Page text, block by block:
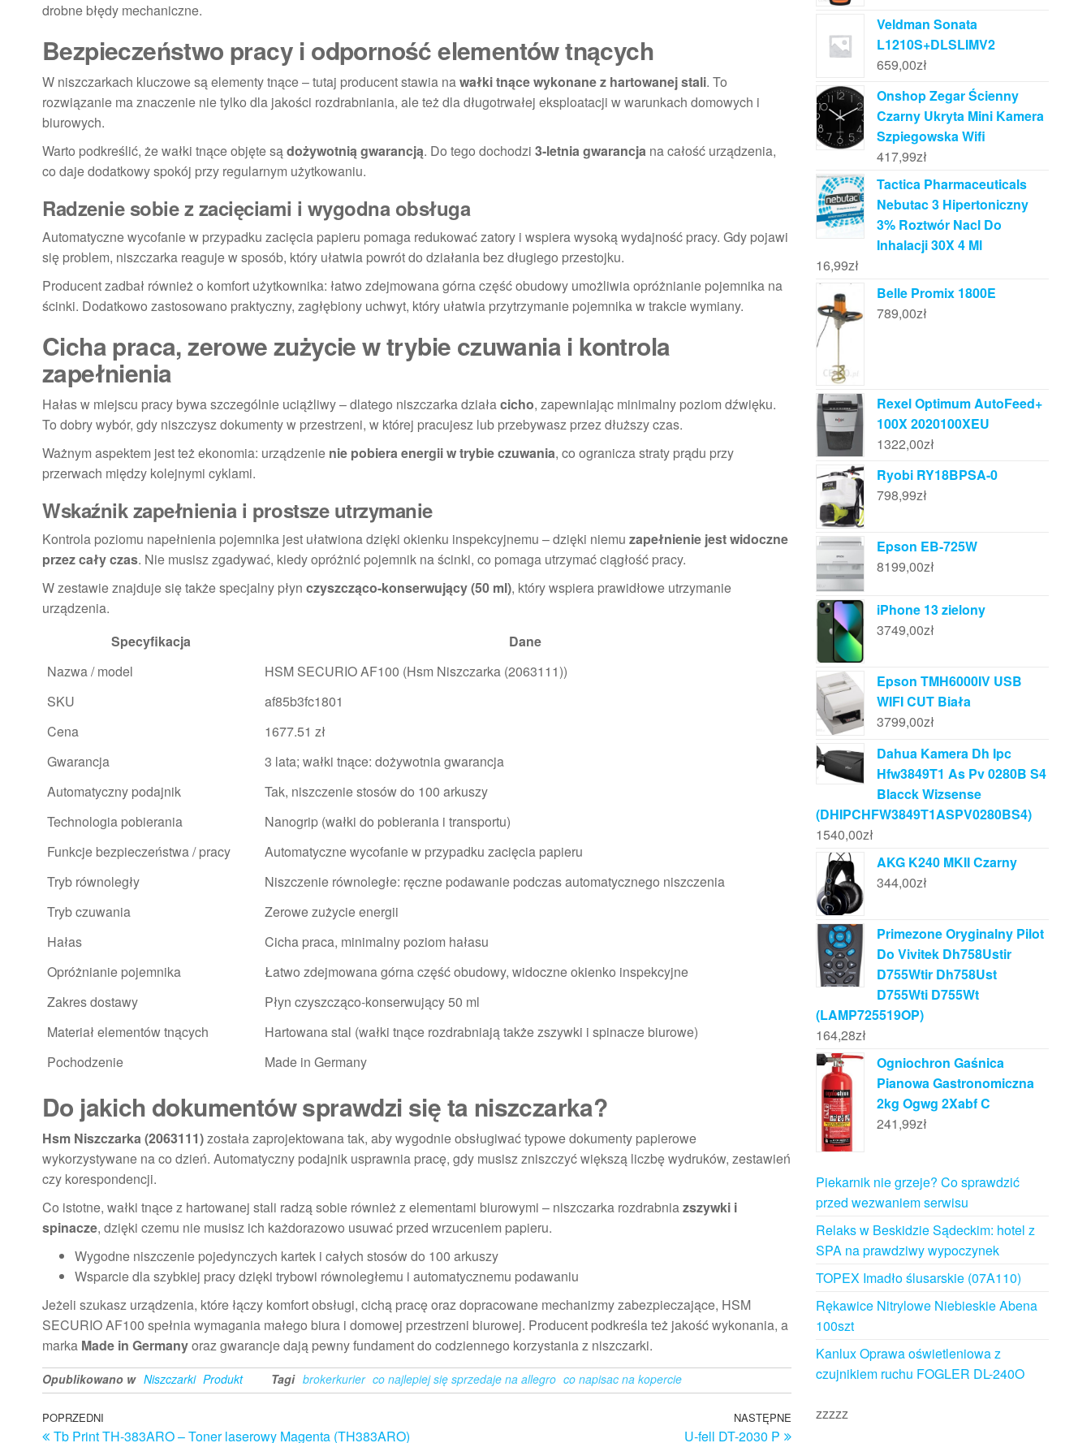
drobne błędy mechaniczne.
Bezpieczeństwo pracy i odporność elementów tnących
W niszczarkach kluczowe są elementy tnące – tutaj producent stawia nawałki tnące wykonane z hartowanej stali. To
rozwiązanie ma znaczenie nie tylko dla jakości rozdrabniania, ale też dla długotrwałej eksploatacji w warunkach domowych i
biurowych.
Warto podkreślić, że wałki tnące objęte sądożywotnią gwarancją. Do tego dochodzi 3-letnia gwarancja na całość urządzenia,
co daje dodatkowy spokój przy regularnym użytkowaniu.
Radzenie sobie z zacięciami i wygodna obsługa
Automatyczne wycofanie w przypadku zacięcia papieru pomaga redukować zatory i wspiera wysoką wydajność pracy. Gdy pojawi
się problem, niszczarka reaguje w sposób, który ułatwia powrót do działania bez długiego przestojku.
Producent zadbał również o komfort użytkownika: łatwo zdejmowana górna część obudowy umożliwia opróżnianie pojemnika na
ścinki. Dodatkowo zastosowano praktyczny, zagłębiony uchwyt, który ułatwia przytrzymanie pojemnika w trakcie wymiany.
Cicha praca, zerowe zużycie w trybie czuwania i kontrola
zapełnienia
Hałas w miejscu pracy bywa szczególnie uciążliwy – dlatego niszczarka działacicho, zapewniając minimalny poziom dźwięku.
To dobry wybór, gdy niszczysz dokumenty w przestrzeni, w której pracujesz lub przebywasz przez dłuższy czas.
Ważnym aspektem jest też ekonomia: urządzenie nie pobiera energii w trybie czuwania, co ogranicza straty prądu przy
przerwach między kolejnymi cyklami.
Wskaźnik zapełnienia i prostsze utrzymanie
Kontrola poziomu napełnienia pojemnika jest ułatwiona dzięki okienku inspekcyjnemu – dzięki niemu zapełnienie jest widoczne
przez cały czas. Nie musisz zgadywać, kiedy opróżnić pojemnik na ścinki, co pomaga utrzymać ciągłość pracy.
W zestawie znajduje się także specjalny płyn czyszcząco-konserwujący (50 ml), który wspiera prawidłowe utrzymanie
urządzenia.
Specyfikacja
Dane
Nazwa / model
HSM SECURIO AF100 (Hsm Niszczarka (2063111))
SKU
af85b3fc1801
Cena
1677.51 zł
Gwarancja
3 lata; wałki tnące: dożywotnia gwarancja
Automatyczny podajnik
Tak, niszczenie stosów do 100 arkuszy
Technologia pobierania
Nanogrip (wałki do pobierania i transportu)
Funkcje bezpieczeństwa / pracy
Automatyczne wycofanie w przypadku zacięcia papieru
Tryb równoległy
Niszczenie równoległe: ręczne podawanie podczas automatycznego niszczenia
Tryb czuwania
Zerowe zużycie energii
Hałas
Cicha praca, minimalny poziom hałasu
Opróżnianie pojemnika
Łatwo zdejmowana górna część obudowy, widoczne okienko inspekcyjne
Zakres dostawy
Płyn czyszcząco-konserwujący 50 ml
Materiał elementów tnących
Hartowana stal (wałki tnące rozdrabniają także zszywki i spinacze biurowe)
Pochodzenie
Made in Germany
Do jakich dokumentów sprawdzi się ta niszczarka?
Hsm Niszczarka (2063111)została zaprojektowana tak, aby wygodnie obsługiwać typowe dokumenty papierowe
wykorzystywane na co dzień. Automatyczny podajnik usprawnia pracę, gdy musisz zniszczyć większą liczbę wydruków, zestawień
czy korespondencji.
Co istotne, wałki tnące z hartowanej stali radzą sobie również z elementami biurowymi – niszczarka rozdrabniazszywki i
spinacze, dzięki czemu nie musisz ich każdorazowo usuwać przed wrzuceniem papieru.
Wygodne niszczenie pojedynczych kartek i całych stosów do 100 arkuszy
Wsparcie dla szybkiej pracy dzięki trybowi równoległemu i automatycznemu podawaniu
Jeżeli szukasz urządzenia, które łączy komfort obsługi, cichą pracę oraz dopracowane mechanizmy zabezpieczające, HSM
SECURIO AF100 spełnia wymagania małego biura i domowej przestrzeni biurowej. Producent podkreśla też jakość wykonania, a
marka Made in Germanyoraz gwarancje dają pewny fundament do codziennego korzystania z niszczarki.
Opublikowano w Niszczarki Produkt Tagi brokerkurier co najlepiej się sprzedaje na allegro co napisac na kopercie
Nawigacja
Poprzedni
POPRZEDNI
Tb Print TH-383ARO – Toner laserowy Magenta (TH383ARO)
Następny
NASTĘPNE
U-fell DT-2030 P
Veldman Sonata
L1210S+DLSLIMV2
659,00zł
Onshop Zegar Ścienny
Czarny Ukryta Mini Kamera
Szpiegowska Wifi
417,99zł
Tactica Pharmaceuticals
Nebutac 3 Hipertoniczny
3% Roztwór Nacl Do
Inhalacji 30X 4 Ml
16,99zł
Belle Promix 1800E
789,00zł
Rexel Optimum AutoFeed+
100X 2020100XEU
1322,00zł
Ryobi RY18BPSA-0
798,99zł
Epson EB-725W
8199,00zł
iPhone 13 zielony
3749,00zł
Epson TMH6000IV USB
WIFI CUT Biała
3799,00zł
Dahua Kamera Dh Ipc
Hfw3849T1 As Pv 0280B S4
Blacck Wizsense
(DHIPCHFW3849T1ASPV0280BS4)
1540,00zł
AKG K240 MKII Czarny
344,00zł
Primezone Oryginalny Pilot
Do Vivitek Dh758Ustir
D755Wtir Dh758Ust
D755Wti D755Wt
(LAMP725519OP)
164,28zł
Ogniochron Gaśnica
Pianowa Gastronomiczna
2kg Ogwg 2Xabf C
241,99zł
Piekarnik nie grzeje? Co sprawdzić
przed wezwaniem serwisu
Relaks w Beskidzie Sądeckim: hotel z
SPA na prawdziwy wypoczynek
TOPEX Imadło ślusarskie (07A110)
Rękawice Nitrylowe Niebieskie Abena
100szt
Kanlux Oprawa oświetleniowa z
czujnikiem ruchu FOGLER DL-240O
zzzzz